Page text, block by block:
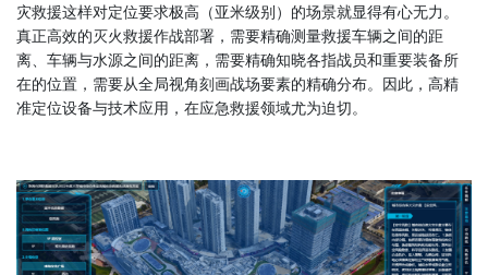
灾救援这样对定位要求极高（亚米级别）的场景就显得有心无力。
真正高效的灭火救援作战部署，需要精确测量救援车辆之间的距
离、车辆与水源之间的距离，需要精确知晓各指战员和重要装备所
在的位置，需要从全局视角刻画战场要素的精确分布。因此，高精
准定位设备与技术应用，在应急救援领域尤为迫切。